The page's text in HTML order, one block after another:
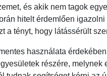
és akik nem tagok
hitelt érdemlően igazolni
a tényt, hogy látássérült
használata
részére, melynek